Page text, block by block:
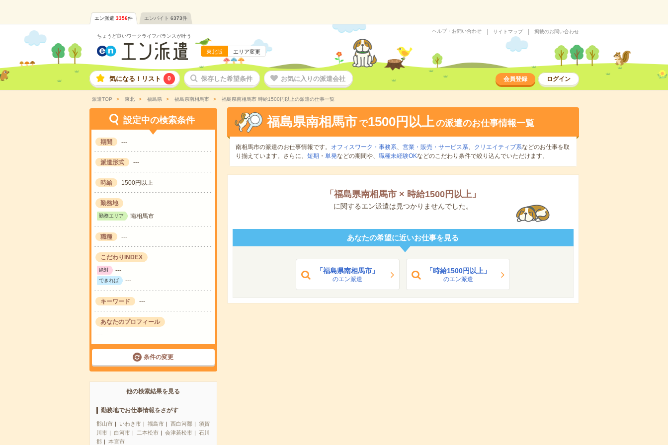
エン派遣 3356件 エンバイト 6373件
ちょうど良いワークライフバランスが叶う
東北版 エリア変更
ヘルプ・お問い合わせ サイトマップ 掲載のお問い合わせ
気になる！リスト 0 保存した希望条件 お気に入りの派遣会社 会員登録 ログイン
派遣TOP 東北 福島県 福島県南相馬市 福島県南相馬市 時給1500円以上の派遣の仕事一覧
設定中の検索条件
期間 ---
派遣形式 ---
時給 1500円以上
勤務地
勤務エリア 南相馬市
職種 ---
こだわりINDEX
絶対 ---
できれば ---
キーワード ---
あなたのプロフィール
---
条件の変更
他の検索結果を見る
勤務地でお仕事情報をさがす
郡山市 いわき市 福島市 西白河郡
須賀
川市
白河市 二本松市 会津若松市
石川
郡
本宮市
福島県南相馬市 で1500円以上の派遣のお仕事情報一覧
南相馬市の派遣のお仕事情報です。 オフィスワーク・事務系、 営業・販売・サービス系、 クリエイティブ系などのお仕事を取
り揃えています。さらに、 短期 ・ 単発などの期間や、 職種未経験OKなどのこだわり条件で絞り込んでいただけます。
「 福島県南相馬市 × 時給1500円以上 」
に関するエン派遣は見つかりませんでした。
あなたの希望に近いお仕事を見る
「福島県南相馬市」
のエン派遣
「時給1500円以上」
のエン派遣